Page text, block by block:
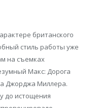
британского
стиль работы уже
на съемках
Макс: Дорога
Джорджа Миллера.
до истощения